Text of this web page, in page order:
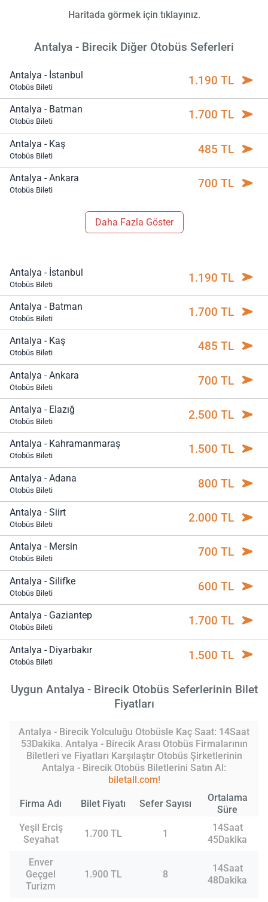
Haritada görmek için tıklayınız.
Antalya - Birecik Diğer Otobüs Seferleri
Antalya - İstanbul
Otobüs Bileti 1.190 TL
Antalya - Batman
Otobüs Bileti 1.700 TL
Antalya - Kaş
Otobüs Bileti 485 TL
Antalya - Ankara
Otobüs Bileti 700 TL
Daha Fazla Göster
Antalya - İstanbul
Otobüs Bileti 1.190 TL
Antalya - Batman
Otobüs Bileti 1.700 TL
Antalya - Kaş
Otobüs Bileti 485 TL
Antalya - Ankara
Otobüs Bileti 700 TL
Antalya - Elazığ
Otobüs Bileti 2.500 TL
Antalya - Kahramanmaraş
Otobüs Bileti 1.500 TL
Antalya - Adana
Otobüs Bileti 800 TL
Antalya - Siirt
Otobüs Bileti 2.000 TL
Antalya - Mersin
Otobüs Bileti 700 TL
Antalya - Silifke
Otobüs Bileti 600 TL
Antalya - Gaziantep
Otobüs Bileti 1.700 TL
Antalya - Diyarbakır
Otobüs Bileti 1.500 TL
Uygun Antalya - Birecik Otobüs Seferlerinin Bilet
Fiyatları
Antalya - Birecik Yolculuğu Otobüsle Kaç Saat: 14Saat
53Dakika. Antalya - Birecik Arası Otobüs Firmalarının
Biletleri ve Fiyatları Karşılaştır Otobüs Şirketlerinin
Antalya - Birecik Otobüs Biletlerini Satın Al:
biletall.com!
Firma Adı Bilet Fiyatı Sefer Sayısı
Ortalama
Süre
Yeşil Erciş
Seyahat
1.700 TL 1
14Saat
45Dakika
Enver
Geçgel
Turizm
1.900 TL 8
14Saat
48Dakika